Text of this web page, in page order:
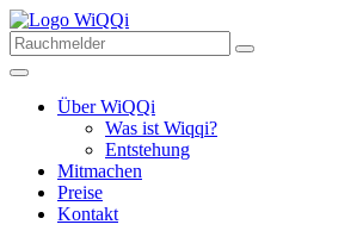
Über WiQQi
Was ist Wiqqi?
Entstehung
Mitmachen
Preise
Kontakt